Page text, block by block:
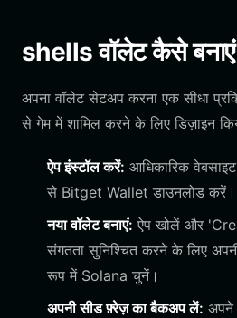
shells वॉलेट कैसे बनाएं
अपना वॉलेट सेटअप करना एक सीधा
से गेम में शामिल करने के लिए डिज़ाइन
ऐप इंस्टॉल करें: आधिकारिक
से Bitget Wallet डाउनलोड करें।
नया वॉलेट बनाएं: ऐप खोलें और
संगतता सुनिश्चित करने के लिए
रूप में Solana चुनें।
अपनी सीड फ़्रेज़ का बैकअप लें: अपने